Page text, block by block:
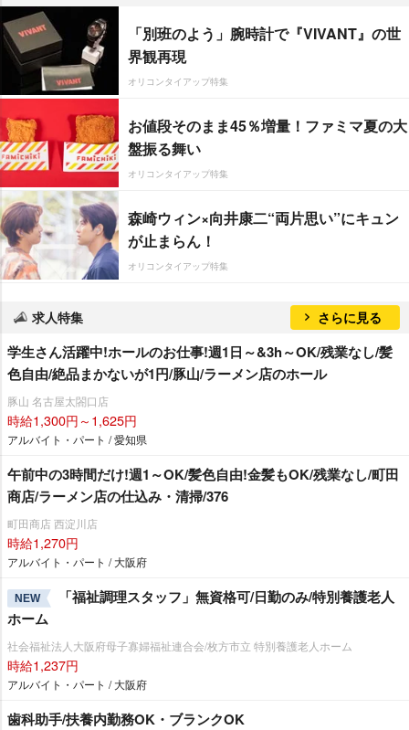
「別班のよう」腕時計で『VIVANT』の世
界観再現
オリコンタイアップ特集
お値段そのまま45％増量！ファミマ夏の大
盤振る舞い
オリコンタイアップ特集
森崎ウィン×向井康二“両片思い”にキュン
が止まらん！
オリコンタイアップ特集
求人特集 さらに見る
学生さん活躍中!ホールのお仕事!週1日～&3h～OK/残業なし/髪
色自由/絶品まかないが1円/豚山/ラーメン店のホール
豚山 名古屋太閤口店
時給1,300円～1,625円
アルバイト・パート / 愛知県
午前中の3時間だけ!週1～OK/髪色自由!金髪もOK/残業なし/町田
商店/ラーメン店の仕込み・清掃/376
町田商店 西淀川店
時給1,270円
アルバイト・パート / 大阪府
NEW
「福祉調理スタッフ」無資格可/日勤のみ/特別養護老人
ホーム
社会福祉法人大阪府母子寡婦福祉連合会/枚方市立 特別養護老人ホーム
時給1,237円
アルバイト・パート / 大阪府
歯科助手/扶養内勤務OK・ブランクOK